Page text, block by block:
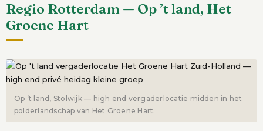
Regio Rotterdam — Op ’t land, Het
Groene Hart
Op ’t land, Stolwijk — high end vergaderlocatie midden in het
polderlandschap van Het Groene Hart.